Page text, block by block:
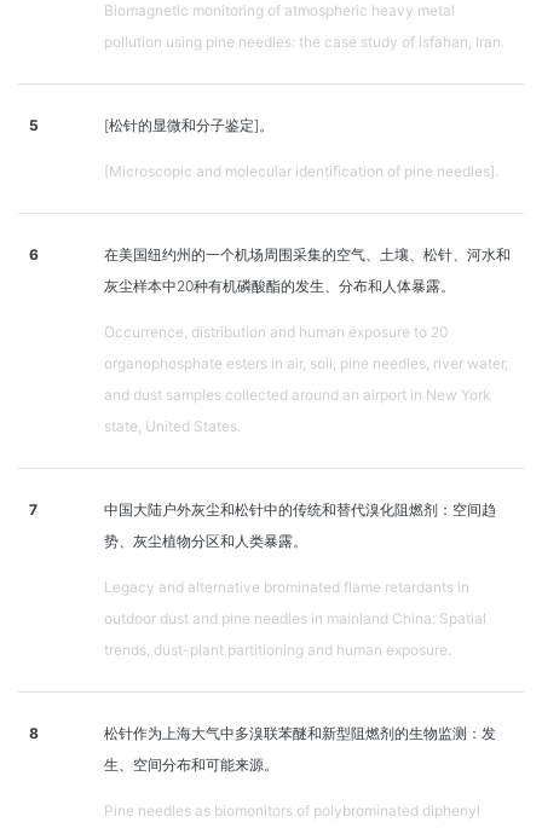
Biomagnetic monitoring of atmospheric heavy metal
pollution using pine needles: the case study of Isfahan, Iran.
5 [松针的显微和分子鉴定]。
[Microscopic and molecular identification of pine needles].
6
在美国纽约州的一个机场周围采集的空气、土壤、松针、河水和
灰尘样本中20种有机磷酸酯的发生、分布和人体暴露。
Occurrence, distribution and human exposure to 20
organophosphate esters in air, soil, pine needles, river water,
and dust samples collected around an airport in New York
state, United States.
7
中国大陆户外灰尘和松针中的传统和替代溴化阻燃剂：空间趋
势、灰尘植物分区和人类暴露。
Legacy and alternative brominated flame retardants in
outdoor dust and pine needles in mainland China: Spatial
trends, dust-plant partitioning and human exposure.
8
松针作为上海大气中多溴联苯醚和新型阻燃剂的生物监测：发
生、空间分布和可能来源。
Pine needles as biomonitors of polybrominated diphenyl